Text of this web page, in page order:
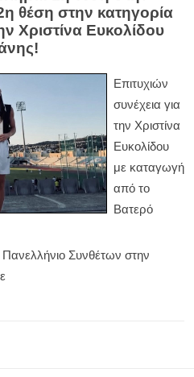
θέση στην κατηγορία
Χριστίνα Ευκολίδου
Επιτυχιών
συνέχεια για
την Χριστίνα
Ευκολίδου
με καταγωγή
από το
Βατερό
Πανελλήνιο Συνθέτων στην